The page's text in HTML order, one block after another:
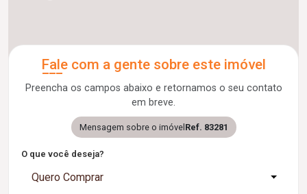
Fale com a gente sobre este imóvel
Preencha os campos abaixo e retornamos o seu contato
em breve.
Mensagem sobre o imóvel Ref. 83281
O que você deseja?
Quero Comprar